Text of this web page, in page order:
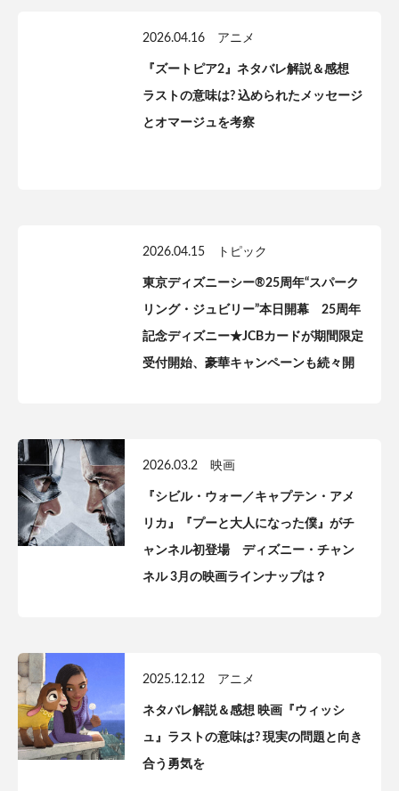
2026.04.16 アニメ
『ズートピア2』ネタバレ解説＆感想
ラストの意味は? 込められたメッセージ
とオマージュを考察
2026.04.15 トピック
東京ディズニーシー®25周年“スパーク
リング・ジュビリー”本日開幕 25周年
記念ディズニー★JCBカードが期間限定
受付開始、豪華キャンペーンも続々開
2026.03.2 映画
『シビル・ウォー／キャプテン・アメ
リカ』『プーと大人になった僕』がチ
ャンネル初登場 ディズニー・チャン
ネル 3月の映画ラインナップは？
2025.12.12 アニメ
ネタバレ解説＆感想 映画『ウィッシ
ュ』ラストの意味は? 現実の問題と向き
合う勇気を